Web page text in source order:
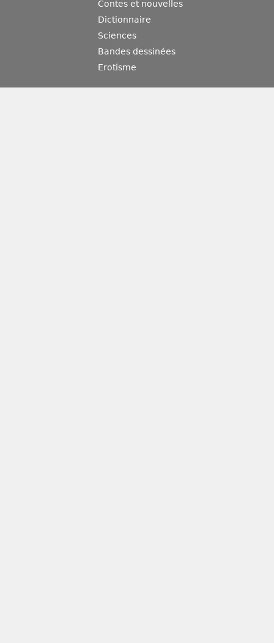
Contes et nouvelles
Dictionnaire
Sciences
Bandes dessinées
Erotisme